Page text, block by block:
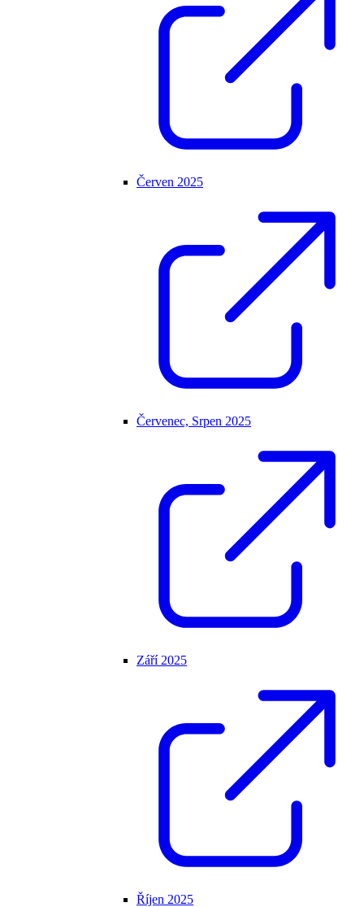
Červen 2025
Červenec, Srpen 2025
Září 2025
Říjen 2025